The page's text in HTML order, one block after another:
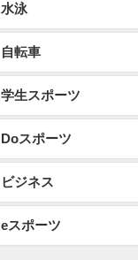
水泳
自転車
学生スポーツ
Doスポーツ
ビジネス
eスポーツ